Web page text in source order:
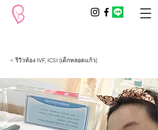
< รีวิวท้อง IVF, ICSI (เด็กหลอดแก้ว)